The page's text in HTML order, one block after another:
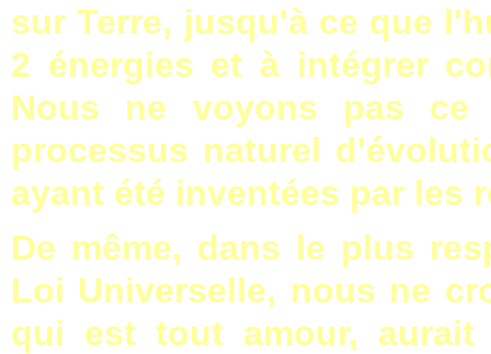
sur Terre, jusqu'à ce que
2 énergies et à intégrer
Nous ne voyons pas
processus naturel
ayant été inventées par les
De même, dans le plus
Loi Universelle, nous ne
qui est tout amour,